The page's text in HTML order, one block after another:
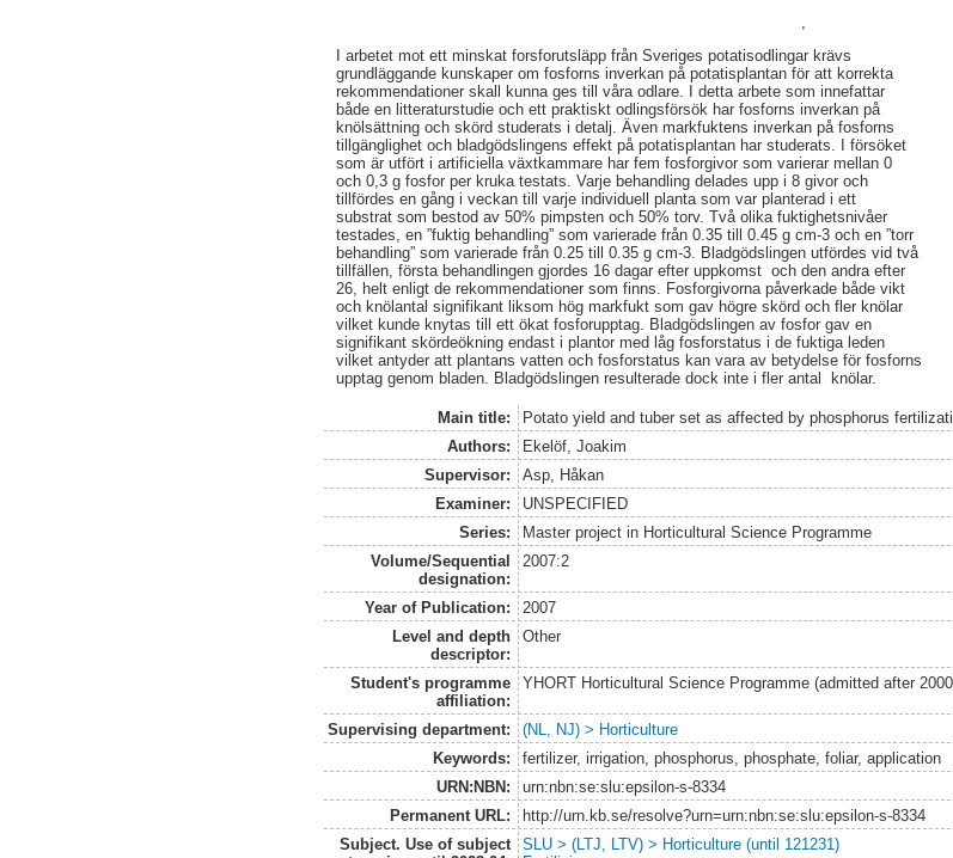
I arbetet mot ett minskat forsforutsläpp från Sveriges potatisodlingar krävs
grundläggande kunskaper om fosforns inverkan på potatisplantan för att korrekta
rekommendationer skall kunna ges till våra odlare. I detta arbete som innefattar
både en litteraturstudie och ett praktiskt odlingsförsök har fosforns inverkan på
knölsättning och skörd studerats i detalj. Även markfuktens inverkan på fosforns
tillgänglighet och bladgödslingens effekt på potatisplantan har studerats. I försöket
som är utfört i artificiella växtkammare har fem fosforgivor som varierar mellan 0
och 0,3 g fosfor per kruka testats. Varje behandling delades upp i 8 givor och
tillfördes en gång i veckan till varje individuell planta som var planterad i ett
substrat som bestod av 50% pimpsten och 50% torv. Två olika fuktighetsnivåer
testades, en ”fuktig behandling” som varierade från 0.35 till 0.45 g cm‐3 och en ”torr
behandling” som varierade från 0.25 till 0.35 g cm‐3. Bladgödslingen utfördes vid två
tillfällen, första behandlingen gjordes 16 dagar efter uppkomst och den andra efter
26, helt enligt de rekommendationer som finns. Fosforgivorna påverkade både vikt
och knölantal signifikant liksom hög markfukt som gav högre skörd och fler knölar
vilket kunde knytas till ett ökat fosforupptag. Bladgödslingen av fosfor gav en
signifikant skördeökning endast i plantor med låg fosforstatus i de fuktiga leden
vilket antyder att plantans vatten och fosforstatus kan vara av betydelse för fosforns
upptag genom bladen. Bladgödslingen resulterade dock inte i fler antal knölar.
Main title:
Potato yield and tuber set as affected by phosphorus
Authors:
Ekelöf, Joakim
Supervisor:
Asp, Håkan
Examiner:
UNSPECIFIED
Series:
Master project in Horticultural Science Programme
Volume/Sequential
designation:
2007:2
Year of Publication:
2007
Level and depth
descriptor:
Other
Student's programme
affiliation:
YHORT Horticultural Science Programme (admitted after
Supervising department:
(NL, NJ) > Horticulture
Keywords:
fertilizer, irrigation, phosphorus, phosphate, foliar, application
URN:NBN:
urn:nbn:se:slu:epsilon-s-8334
Permanent URL:
http://urn.kb.se/resolve?urn=urn:nbn:se:slu:epsilon-s-8334
Subject. Use of subject
SLU > (LTJ, LTV) > Horticulture (until 121231)